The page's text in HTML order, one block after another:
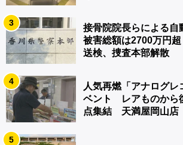
3
接骨院院長らによる
被害総額は2700万円
送検、捜査本部解散
4
人気再燃「アナログレ
ベント レアものから
点集結 天満屋岡山店
5